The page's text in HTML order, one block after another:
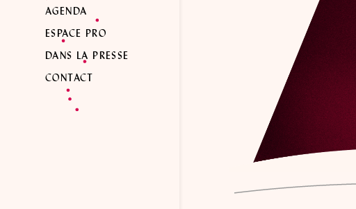
AGENDA
ESPACE PRO
DANS LA PRESSE
CONTACT